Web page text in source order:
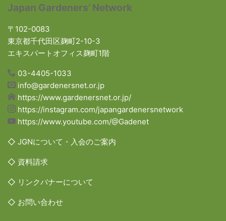
Japan Gardeners’ Network
〒102-0083
東京都千代田区麹町2-10-3
エキスパートオフィス麹町1階
03-4405-1033
info@gardenersnet.or.jp
https://www.gardenersnet.or.jp/
https://instagram.com/japangardenersnetwork
https://www.youtube.com/@Gadenet
◇ JGNについて・入会のご案内
◇ 資料請求
◇ リンクバナーについて
◇ お問い合わせ